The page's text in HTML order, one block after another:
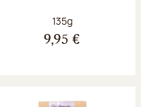
Poids net :
135g
9,95 €